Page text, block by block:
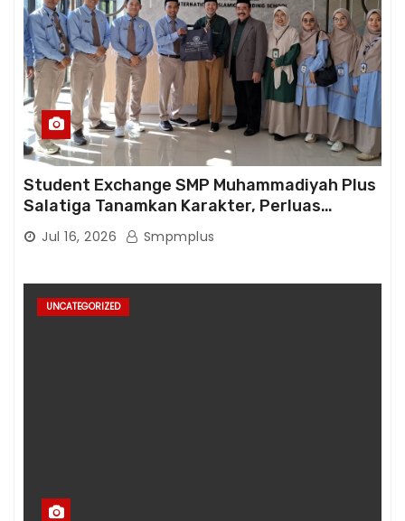
Student Exchange SMP Muhammadiyah Plus
Salatiga Tanamkan Karakter, Perluas
Wawasan, dan Tumbuhkan Semangat
Berprestasi
Jul 16, 2026 Smpmplus
UNCATEGORIZED